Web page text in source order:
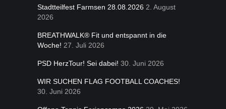
Stadtteilfest Farmsen 28.08.2026 2. August
2026
BREATHWALK® Fit und entspannt in die
Woche! 27. Juli 2026
PSD HerzTour! Sei dabei! 30. Juni 2026
WIR SUCHEN FLAG FOOTBALL COACHES!
30. Juni 2026